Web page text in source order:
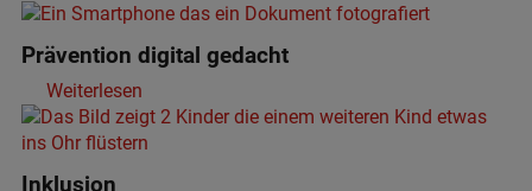
Prävention digital gedacht
Weiterlesen
Inklusion